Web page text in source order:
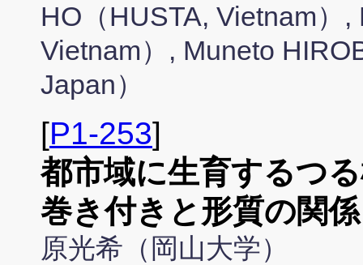
HO（HUSTA, Vietnam）
Vietnam）, Muneto
Japan）
[P1-253]
都市域に生育するつ
巻き付きと形質の関
原光希（岡山大学）